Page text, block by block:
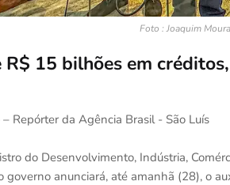
Foto : Joaquim
15 bilhões em
Repórter da Agência Brasil - São Luís
do Desenvolvimento, Indústria,
governo anunciará, até amanhã (28), o